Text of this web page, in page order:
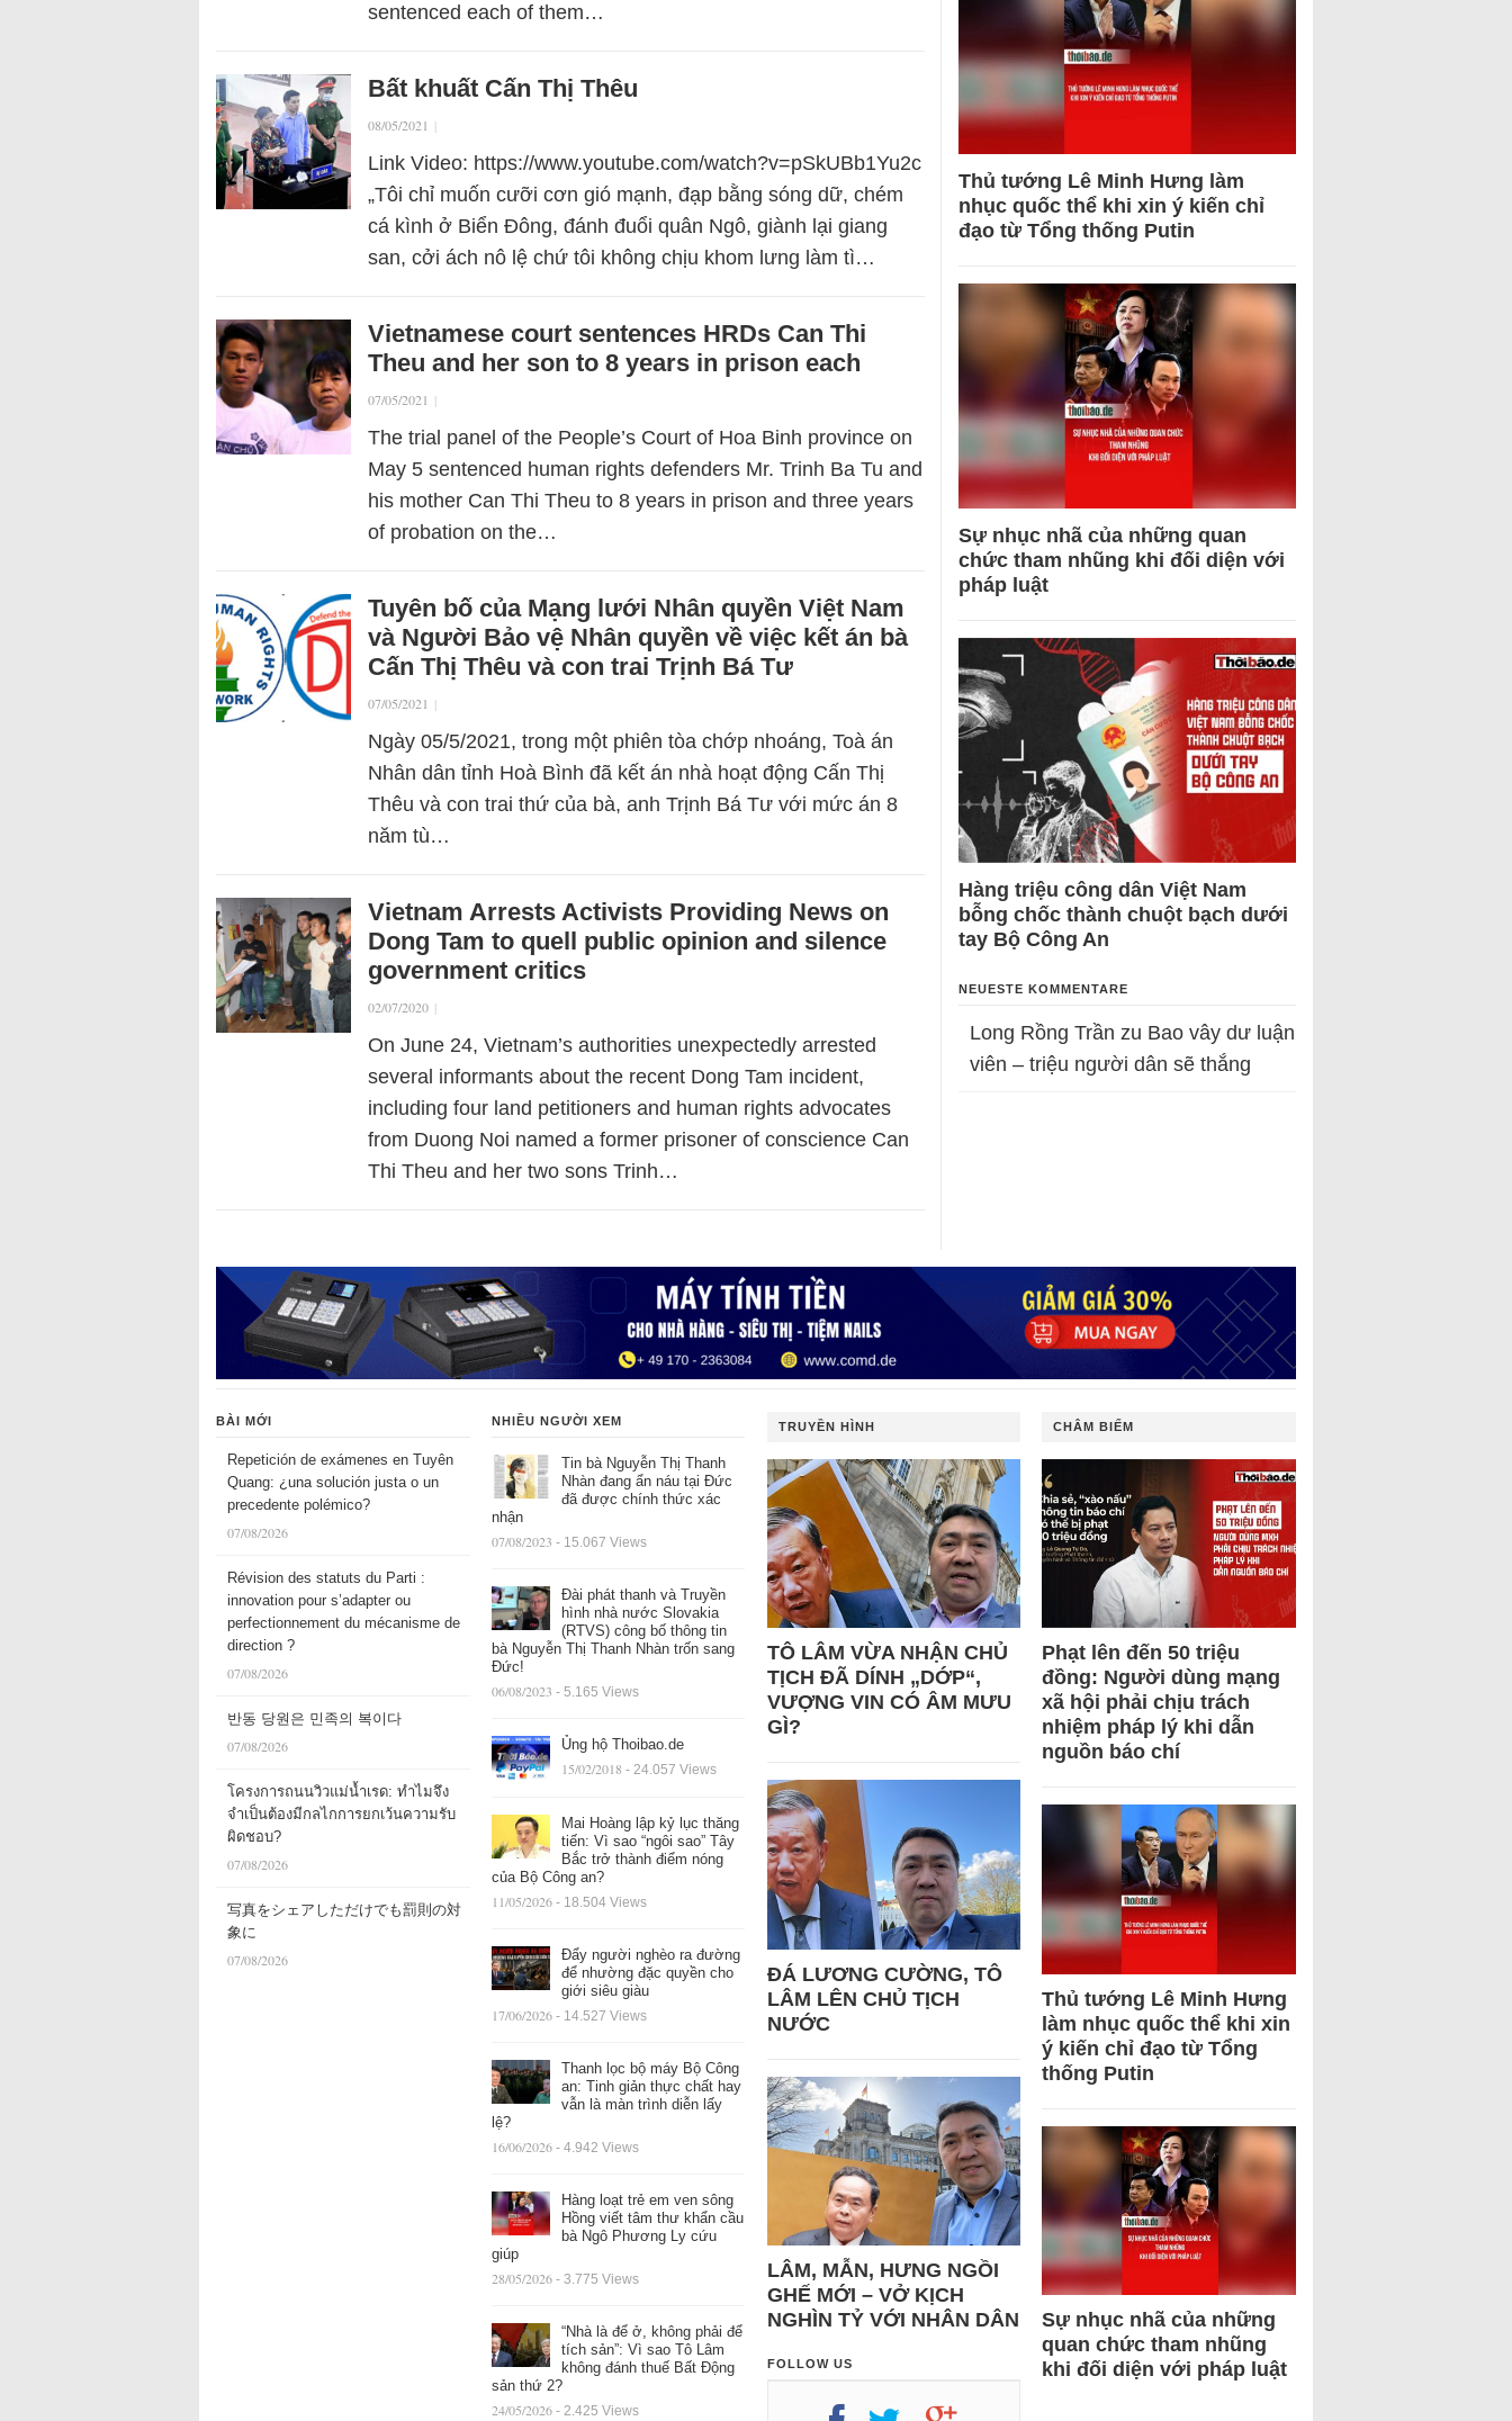
sentenced each of them…
Bất khuất Cấn Thị Thêu
08/05/2021 |
Link Video: https://www.youtube.com/watch?v=pSkUBb1Yu2c
„Tôi chỉ muốn cưỡi cơn gió mạnh, đạp bằng sóng dữ, chém
cá kình ở Biển Đông, đánh đuổi quân Ngô, giành lại giang
san, cởi ách nô lệ chứ tôi không chịu khom lưng làm tì…
Vietnamese court sentences HRDs Can Thi
Theu and her son to 8 years in prison each
07/05/2021 |
The trial panel of the People’s Court of Hoa Binh province on
May 5 sentenced human rights defenders Mr. Trinh Ba Tu and
his mother Can Thi Theu to 8 years in prison and three years
of probation on the…
Tuyên bố của Mạng lưới Nhân quyền Việt Nam
và Người Bảo vệ Nhân quyền về việc kết án bà
Cấn Thị Thêu và con trai Trịnh Bá Tư
07/05/2021 |
Ngày 05/5/2021, trong một phiên tòa chớp nhoáng, Toà án
Nhân dân tỉnh Hoà Bình đã kết án nhà hoạt động Cấn Thị
Thêu và con trai thứ của bà, anh Trịnh Bá Tư với mức án 8
năm tù…
Vietnam Arrests Activists Providing News on
Dong Tam to quell public opinion and silence
government critics
02/07/2020 |
On June 24, Vietnam’s authorities unexpectedly arrested
several informants about the recent Dong Tam incident,
including four land petitioners and human rights advocates
from Duong Noi named a former prisoner of conscience Can
Thi Theu and her two sons Trinh…
Thủ tướng Lê Minh Hưng làm
nhục quốc thể khi xin ý kiến chỉ
đạo từ Tổng thống Putin
Sự nhục nhã của những quan
chức tham nhũng khi đối diện với
pháp luật
Hàng triệu công dân Việt Nam
bỗng chốc thành chuột bạch dưới
tay Bộ Công An
NEUESTE KOMMENTARE
Long Rồng Trần zu Bao vây dư luận
viên – triệu người dân sẽ thắng
BÀI MỚI
Repetición de exámenes en Tuyên
Quang: ¿una solución justa o un
precedente polémico?
07/08/2026
Révision des statuts du Parti :
innovation pour s’adapter ou
perfectionnement du mécanisme de
direction ?
07/08/2026
반동 당원은 민족의 복이다
07/08/2026
โครงการถนนวิวแม่น้ำเรด: ทำไมจึง
จำเป็นต้องมีกลไกการยกเว้นความรับ
ผิดชอบ?
07/08/2026
写真をシェアしただけでも罰則の対
象に
07/08/2026
NHIỀU NGƯỜI XEM
Tin bà Nguyễn Thị Thanh
Nhàn đang ẩn náu tại Đức
đã được chính thức xác
nhận
07/08/2023 - 15.067 Views
Đài phát thanh và Truyền
hình nhà nước Slovakia
(RTVS) công bố thông tin
bà Nguyễn Thị Thanh Nhàn trốn sang
Đức!
06/08/2023 - 5.165 Views
Ủng hộ Thoibao.de
15/02/2018 - 24.057 Views
Mai Hoàng lập kỷ lục thăng
tiến: Vì sao “ngôi sao” Tây
Bắc trở thành điểm nóng
của Bộ Công an?
11/05/2026 - 18.504 Views
Đẩy người nghèo ra đường
để nhường đặc quyền cho
giới siêu giàu
17/06/2026 - 14.527 Views
Thanh lọc bộ máy Bộ Công
an: Tinh giản thực chất hay
vẫn là màn trình diễn lấy
lệ?
16/06/2026 - 4.942 Views
Hàng loạt trẻ em ven sông
Hồng viết tâm thư khẩn cầu
bà Ngô Phương Ly cứu
giúp
28/05/2026 - 3.775 Views
“Nhà là để ở, không phải để
tích sản”: Vì sao Tô Lâm
không đánh thuế Bất Động
sản thứ 2?
24/05/2026 - 2.425 Views
TRUYỀN HÌNH
TÔ LÂM VỪA NHẬN CHỦ
TỊCH ĐÃ DÍNH „DỚP“,
VƯỢNG VIN CÓ ÂM MƯU
GÌ?
ĐÁ LƯƠNG CƯỜNG, TÔ
LÂM LÊN CHỦ TỊCH
NƯỚC
LÂM, MẪN, HƯNG NGỒI
GHẾ MỚI – VỞ KỊCH
NGHÌN TỶ VỚI NHÂN DÂN
FOLLOW US
CHÂM BIẾM
Phạt lên đến 50 triệu
đồng: Người dùng mạng
xã hội phải chịu trách
nhiệm pháp lý khi dẫn
nguồn báo chí
Thủ tướng Lê Minh Hưng
làm nhục quốc thể khi xin
ý kiến chỉ đạo từ Tổng
thống Putin
Sự nhục nhã của những
quan chức tham nhũng
khi đối diện với pháp luật